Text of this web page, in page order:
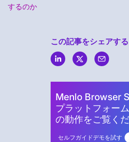
するのか
この記事をシェアする
Menlo Browser
プラットフォー
の動作をご覧く
セルフガイドデモを試す